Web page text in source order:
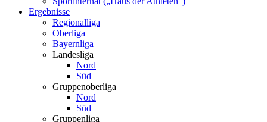
Ergebnisse
Regionalliga
Oberliga
Bayernliga
Landesliga
Nord
Süd
Gruppenoberliga
Nord
Süd
Gruppenliga